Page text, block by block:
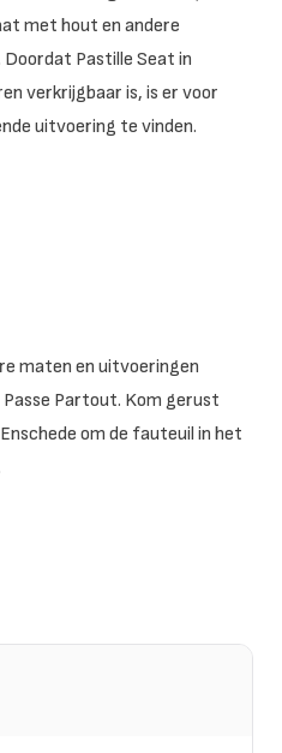
met hout en andere
Pastille Seat in
verkrijgbaar is, is er voor
uitvoering te vinden.
maten en uitvoeringen
Partout. Kom gerust
om de fauteuil in het